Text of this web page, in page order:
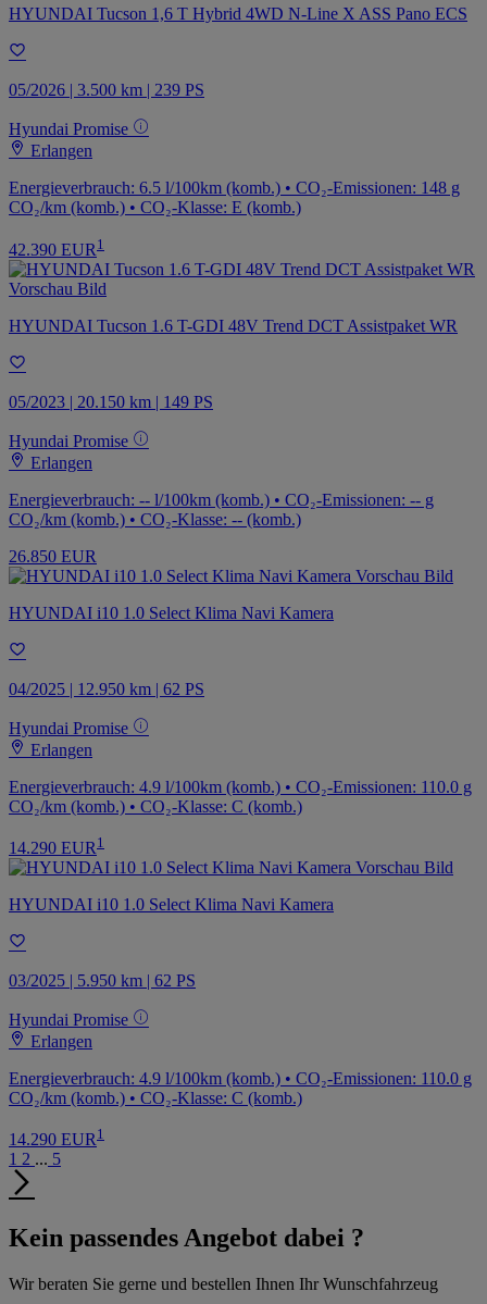
HYUNDAI Tucson 1,6 T Hybrid 4WD N-Line X ASS Pano ECS
05/2026 | 3.500 km | 239 PS
Hyundai Promise
Erlangen
Energieverbrauch: 6.5 l/100km (komb.) • CO₂-Emissionen: 148 g
CO₂/km (komb.) • CO₂-Klasse: E (komb.)
42.390 EUR 1
HYUNDAI Tucson 1.6 T-GDI 48V Trend DCT Assistpaket WR
05/2023 | 20.150 km | 149 PS
Hyundai Promise
Erlangen
Energieverbrauch: -- l/100km (komb.) • CO₂-Emissionen: -- g
CO₂/km (komb.) • CO₂-Klasse: -- (komb.)
26.850 EUR
HYUNDAI i10 1.0 Select Klima Navi Kamera
04/2025 | 12.950 km | 62 PS
Hyundai Promise
Erlangen
Energieverbrauch: 4.9 l/100km (komb.) • CO₂-Emissionen: 110.0 g
CO₂/km (komb.) • CO₂-Klasse: C (komb.)
14.290 EUR 1
HYUNDAI i10 1.0 Select Klima Navi Kamera
03/2025 | 5.950 km | 62 PS
Hyundai Promise
Erlangen
Energieverbrauch: 4.9 l/100km (komb.) • CO₂-Emissionen: 110.0 g
CO₂/km (komb.) • CO₂-Klasse: C (komb.)
14.290 EUR 1
1 2 ... 5
Kein passendes Angebot dabei ?
Wir beraten Sie gerne und bestellen Ihnen Ihr Wunschfahrzeug